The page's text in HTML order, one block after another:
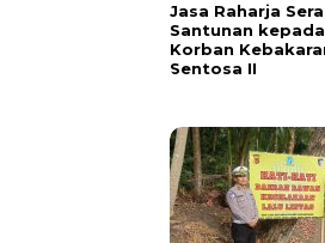
Jasa Raharja
Santunan
Korban
Sentosa II